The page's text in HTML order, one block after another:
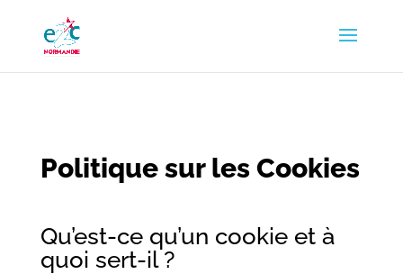
Politique sur les Cookies
Qu’est-ce qu’un cookie et à
quoi sert-il ?